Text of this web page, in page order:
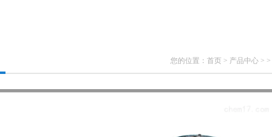
您的位置： 首页 > 产品中心 > >